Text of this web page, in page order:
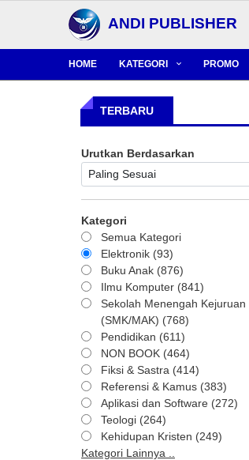
ANDI PUBLISHER
HOME KATEGORI PROMO
TERBARU
Urutkan Berdasarkan
Kategori
Semua Kategori
Elektronik (93)
Buku Anak (876)
Ilmu Komputer (841)
Sekolah Menengah Kejuruan
(SMK/MAK) (768)
Pendidikan (611)
NON BOOK (464)
Fiksi & Sastra (414)
Referensi & Kamus (383)
Aplikasi dan Software (272)
Teologi (264)
Kehidupan Kristen (249)
Kategori Lainnya ..